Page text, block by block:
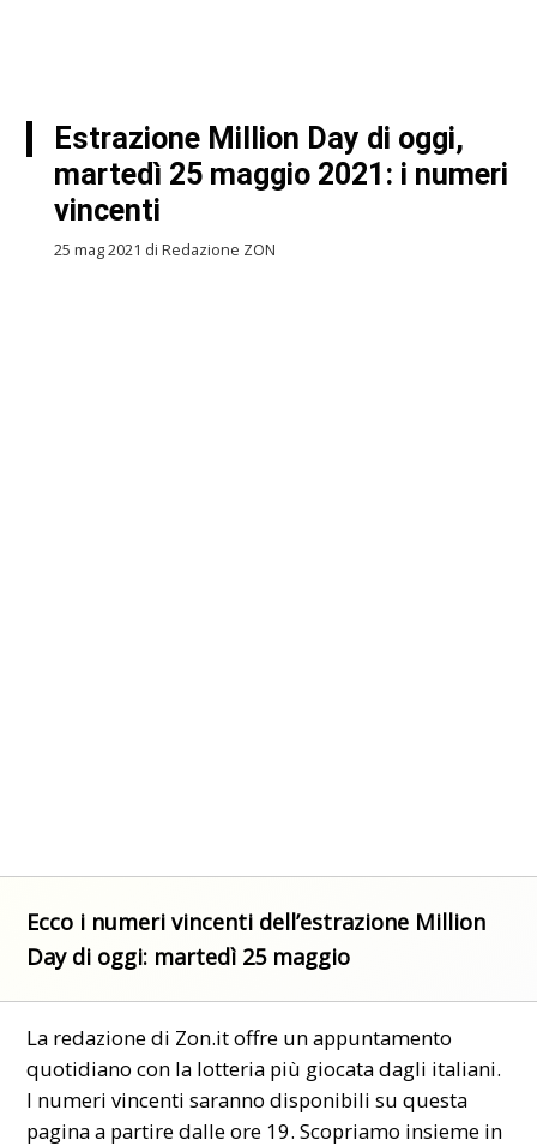
Estrazione Million Day di oggi,
martedì 25 maggio 2021: i numeri
vincenti
25 mag 2021 di Redazione ZON
Ecco i numeri vincenti dell’estrazione Million
Day di oggi: martedì 25 maggio
La redazione di Zon.it offre un appuntamento
quotidiano con la lotteria più giocata dagli italiani.
I numeri vincenti saranno disponibili su questa
pagina a partire dalle ore 19. Scopriamo insieme in